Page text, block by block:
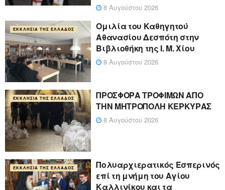
8 Αυγούστου 2026
ΕΚΚΛΗΣΊΑ ΤΗΣ ΕΛΛΆΔΟΣ
Ομιλία του Καθηγητού
Αθανασίου Δεσπότη στην
Βιβλιοθήκη της Ι. Μ. Χίου
8 Αυγούστου 2026
ΕΚΚΛΗΣΊΑ ΤΗΣ ΕΛΛΆΔΟΣ
ΠΡΟΣΦΟΡΑ ΤΡΟΦΙΜΩΝ ΑΠΟ
ΤΗΝ ΜΗΤΡΟΠΟΛΗ ΚΕΡΚΥΡΑΣ
8 Αυγούστου 2026
ΕΚΚΛΗΣΊΑ ΤΗΣ ΕΛΛΆΔΟΣ
Πολυαρχιερατικός Εσπερινός
επί τη μνήμη του Αγίου
Καλλινίκου και τα